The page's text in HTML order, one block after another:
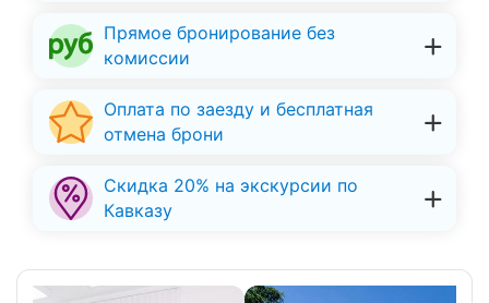
Прямое бронирование без
комиссии
Оплата по заезду и бесплатная
отмена брони
Скидка 20% на экскурсии по
Кавказу